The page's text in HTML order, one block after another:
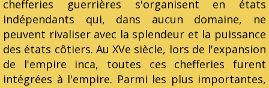
chefferies guerrières s'organisent en états
indépendants qui, dans aucun domaine, ne
peuvent rivaliser avec la splendeur et la puissance
des états côtiers. Au XVe siècle, lors de l'expansion
de l'empire inca, toutes ces chefferies furent
intégrées à l'empire. Parmi les plus importantes,